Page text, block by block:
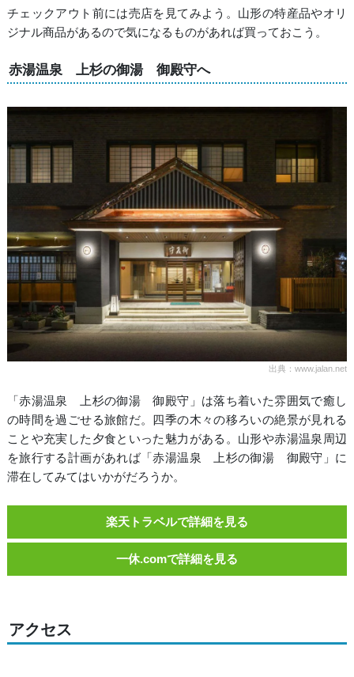
チェックアウト前には売店を見てみよう。山形の特産品やオリ
ジナル商品があるので気になるものがあれば買っておこう。
赤湯温泉 上杉の御湯 御殿守へ
出典：www.jalan.net
「赤湯温泉 上杉の御湯 御殿守」は落ち着いた雰囲気で癒し
の時間を過ごせる旅館だ。四季の木々の移ろいの絶景が見れる
ことや充実した夕食といった魅力がある。山形や赤湯温泉周辺
を旅行する計画があれば「赤湯温泉 上杉の御湯 御殿守」に
滞在してみてはいかがだろうか。
楽天トラベルで詳細を見る
一休.comで詳細を見る
アクセス